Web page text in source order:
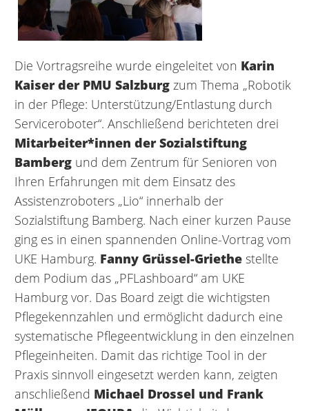
Die Vortragsreihe wurde eingeleitet von Karin
Kaiser der PMU Salzburg zum Thema „Robotik
in der Pflege: Unterstützung/Entlastung durch
Serviceroboter“. Anschließend berichteten drei
Mitarbeiter*innen der Sozialstiftung
Bamberg und dem Zentrum für Senioren von
Ihren Erfahrungen mit dem Einsatz des
Assistenzroboters „Lio“ innerhalb der
Sozialstiftung Bamberg. Nach einer kurzen Pause
ging es in einen spannenden Online-Vortrag vom
UKE Hamburg. Fanny Grüssel-Griethe stellte
dem Podium das „PFLashboard“ am UKE
Hamburg vor. Das Board zeigt die wichtigsten
Pflegekennzahlen und ermöglicht dadurch eine
systematische Pflegeentwicklung in den einzelnen
Pflegeinheiten. Damit das richtige Tool in der
Praxis sinnvoll eingesetzt werden kann, zeigten
anschließend Michael Drossel und Frank